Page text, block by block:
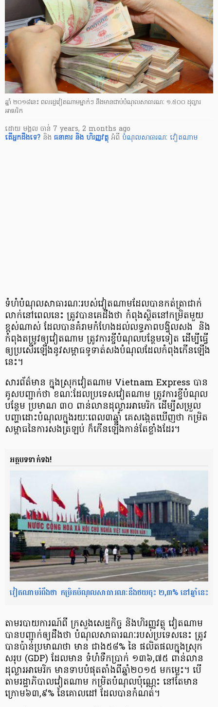
ឆ្នាំ ២០១៨នេះ ពលរដ្ឋវៀតណាមម្នាក់ៗ នឹងមានជាប់បំណុលសាធារណៈ ១.៥០០ ដុល្លារ
អាមេរិក
ដោយ មង្គល ចាន់ 7 years, 2 months ago
តើ​អ្នក​ដឹងទេ? និង ធនាគារ និង ហិរញ្ញវត្ថុ អំពី បំណុលសាធារណៈ វៀតណាម
ទំហំ​បំណុល​សាធារណៈ​របស់វៀតណាម​ដែលបាន​កត់ត្រា​ជាក់
លាក់​នៅពេលនេះ ត្រូវបាន​គេដឹងថា កំពុង​ស្ថិត​នៅ​កម្រិតមួយ​
ខ្ពស់ណាស់ ដែល​បាន​គំរាម​កំហែង​ដល់លទ្ធភាពបង្វិលសង និង
កំពុង​តម្រូវឲ្យ​វៀតណាម ត្រូវការ​ខ្ចី​បំណុល​បន្ថែមទៀត ដើម្បី​ធ្វើ
ឲ្យប្រសើរឡើង​នូវសម្ពាធ​ទូទាត់សង​បំណុល​ដែលកំពុង​កើនឡើង
នេះ។
សារព័ត៌មាន ក្នុងស្រុកវៀតណាម Vietnam Express បាន​
គូសបញ្ជាក់ថា ខណៈដែល​ប្រទេស​វៀតណាម ត្រូវការ​ខ្ចី​បំណុល​
បន្ថែម ប្រមាណ ៣០ ពាន់​លាន​ដុល្លារអាមេរិក ដើម្បី​សម្រួល​
បញ្ហាដោះ​បំណុល​ក្នុងរយៈពេល​៣ឆ្នាំ គេសង្កេតឃើញថា កម្រិត​
សម្ពាធ​នៃការ​សង​ត្រឡប់ ក៏កើនឡើង​កាន់តែខ្លាំងដែរ។
អត្ថបទទាក់ទង!
វៀតណាមរំពឹងថា កម្រិតបំណុលសាធារណៈនឹងថយចុះ ២,៣% នៅឆ្នាំនេះ
តាមរបាយការណ៍ពី ក្រសួង​សេដ្ឋកិច្ច និងហិរញ្ញវត្ថុ វៀតណាម
បាន​បញ្ជាក់ឲ្យដឹងថា បំណុល​សាធារណៈ​របស់ប្រទេស​នេះ ត្រូវ
បានប៉ាន់​ប្រមាណថា មាន ជាង​៥៨% នៃ ផលិតផល​ក្នុង​ស្រុក​
សរុប (GDP) ដែលមាន ទំហំទឹកប្រាក់ ១៣៦,៧៥ ពាន់​លាន​
ដុល្លារអាមេរិក មានទាបបំផុត​តាំងពីឆ្នាំ​២០១៥ មកម្លេះ។ បើ
តាម​រដ្ឋាភិបាល​វៀតណាម កម្រិតបំណុល​ប៉ុណ្ណេះ នៅតែមាន​
ក្រោម​៦៣,៩% នៃគោលដៅ ដែលបាន​កំណត់។